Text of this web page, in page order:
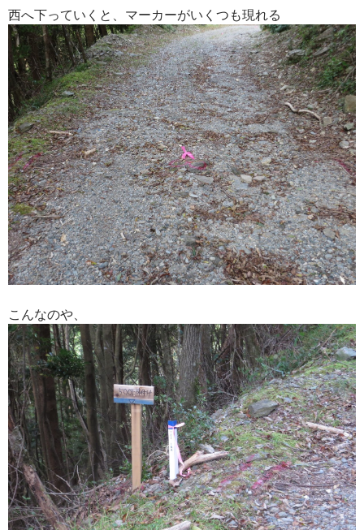
西へ下っていくと、マーカーがいくつも現れる
こんなのや、